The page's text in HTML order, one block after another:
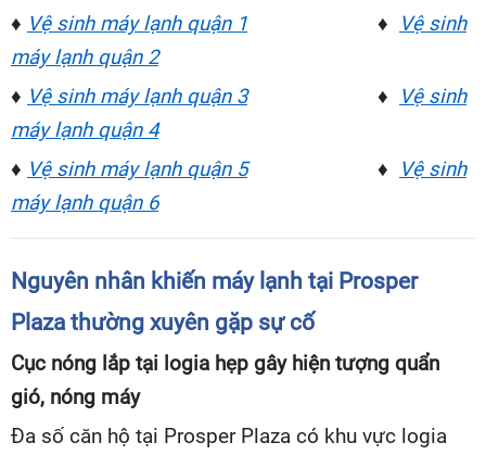
♦ Vệ sinh máy lạnh quận 1 ♦
Vệ sinh
máy lạnh quận 2
♦ Vệ sinh máy lạnh quận 3♦
Vệ sinh
máy lạnh quận 4
♦ Vệ sinh máy lạnh quận 5♦
Vệ sinh
máy lạnh quận 6
Nguyên nhân khiến máy lạnh tại Prosper
Plaza thường xuyên gặp sự cố
Cục nóng lắp tại logia hẹp gây hiện tượng quẩn
gió, nóng máy
Đa số căn hộ tại Prosper Plaza có khu vực logia